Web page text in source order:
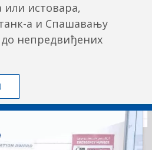
или истовара,
а и Спашавању
непредвиђених